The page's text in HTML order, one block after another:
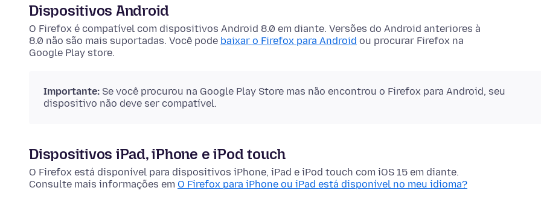
Dispositivos Android
O Firefox é compatível com dispositivos Android 8.0 em diante. Versões do Android anteriores à
8.0 não são mais suportadas. Você pode baixar o Firefox para Android ou procurar Firefox na
Google Play store.
Importante: Se você procurou na Google Play Store mas não encontrou o Firefox para Android, seu
dispositivo não deve ser compatível.
Dispositivos iPad, iPhone e iPod touch
O Firefox está disponível para dispositivos iPhone, iPad e iPod touch com iOS 15 em diante.
Consulte mais informações em O Firefox para iPhone ou iPad está disponível no meu idioma?